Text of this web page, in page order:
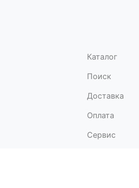
Каталог
Поиск
Доставка
Оплата
Сервис